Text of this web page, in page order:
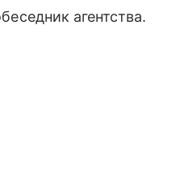
агентства.